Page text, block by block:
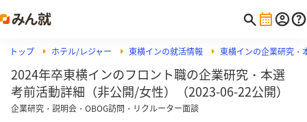
トップ ホテル/レジャー 東横インの就活情報 東横インの企業研究・
2024年卒東横インのフロント職の企業研究・本選
考前活動詳細（非公開/女性）（2023-06-22公開）
企業研究・説明会・OBOG訪問・リクルーター面談